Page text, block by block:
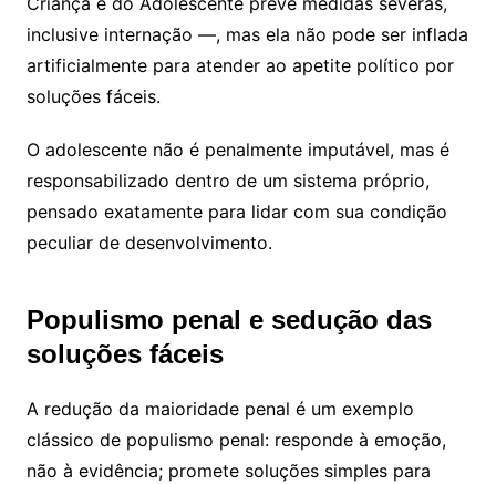
inclusive internação —, mas ela não pode ser inflada
artificialmente para atender ao apetite político por
soluções fáceis.
O adolescente não é penalmente imputável, mas é
responsabilizado dentro de um sistema próprio,
pensado exatamente para lidar com sua condição
peculiar de desenvolvimento.
Populismo penal e sedução das
soluções fáceis
A redução da maioridade penal é um exemplo
clássico de populismo penal: responde à emoção,
não à evidência; promete soluções simples para